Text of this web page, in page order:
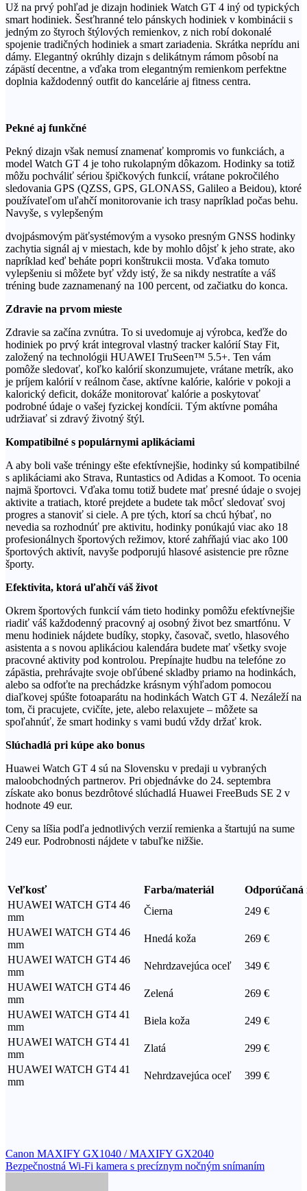
Už na prvý pohľad je dizajn hodiniek Watch GT 4 iný od typických
smart hodiniek. Šesťhranné telo pánskych hodiniek v kombinácii s
jedným zo štyroch štýlových remienkov, z nich robí dokonalé
spojenie tradičných hodiniek a smart zariadenia. Skrátka neprídu ani
dámy. Elegantný okrúhly dizajn s delikátnym rámom pôsobí na
zápästí decentne, a vďaka trom elegantným remienkom perfektne
doplnia každodenný outfit do kancelárie aj fitness centra.
Pekné aj funkčné
Pekný dizajn však nemusí znamenať kompromis vo funkciách, a
model Watch GT 4 je toho rukolapným dôkazom. Hodinky sa totiž
môžu pochváliť sériou špičkových funkcií, vrátane pokročilého
sledovania GPS (QZSS, GPS, GLONASS, Galileo a Beidou), ktoré
používateľom uľahčí monitorovanie ich trasy napríklad počas behu.
Navyše, s vylepšeným
dvojpásmovým päťsystémovým a vysoko presným GNSS hodinky
zachytia signál aj v miestach, kde by mohlo dôjsť k jeho strate, ako
napríklad keď beháte popri konštrukcii mosta. Vďaka tomuto
vylepšeniu si môžete byť vždy istý, že sa nikdy nestratíte a váš
tréning bude zaznamenaný na 100 percent, od začiatku do konca.
Zdravie na prvom mieste
Zdravie sa začína zvnútra. To si uvedomuje aj výrobca, keďže do
hodiniek po prvý krát integroval vlastný tracker kalórií Stay Fit,
založený na technológii HUAWEI TruSeen™ 5.5+. Ten vám
pomôže sledovať, koľko kalórií skonzumujete, vrátane metrík, ako
je príjem kalórií v reálnom čase, aktívne kalórie, kalórie v pokoji a
kalorický deficit, dokáže monitorovať kalórie a poskytovať
podrobné údaje o vašej fyzickej kondícii. Tým aktívne pomáha
udržiavať si zdravý životný štýl.
Kompatibilné s populárnymi aplikáciami
A aby boli vaše tréningy ešte efektívnejšie, hodinky sú kompatibilné
s aplikáciami ako Strava, Runtastics od Adidas a Komoot. To ocenia
najmä športovci. Vďaka tomu totiž budete mať presné údaje o svojej
aktivite a tratiach, ktoré prejdete a budete tak môcť sledovať svoj
progres a stanoviť si ciele. A pre tých, ktorí sa chcú hýbať, no
nevedia sa rozhodnúť pre aktivitu, hodinky ponúkajú viac ako 18
profesionálnych športových režimov, ktoré zahŕňajú viac ako 100
športových aktivít, navyše podporujú hlasové asistencie pre rôzne
športy.
Efektivita, ktorá uľahčí váš život
Okrem športových funkcií vám tieto hodinky pomôžu efektívnejšie
riadiť váš každodenný pracovný aj osobný život bez smartfónu. V
menu hodiniek nájdete budíky, stopky, časovač, svetlo, hlasového
asistenta a s novou aplikáciou kalendára budete mať všetky svoje
pracovné aktivity pod kontrolou. Prepínajte hudbu na telefóne zo
zápästia, prehrávajte svoje obľúbené skladby priamo na hodinkách,
alebo sa odfoťte na prechádzke krásnym výhľadom pomocou
diaľkovej spúšte fotoaparátu na hodinkách Watch GT 4. Nezáleží na
tom, či pracujete, cvičíte, jete, alebo relaxujete – môžete sa
spoľahnúť, že smart hodinky s vami budú vždy držať krok.
Slúchadlá pri kúpe ako bonus
Huawei Watch GT 4 sú na Slovensku v predaji u vybraných
maloobchodných partnerov. Pri objednávke do 24. septembra
získate ako bonus bezdrôtové slúchadlá Huawei FreeBuds SE 2 v
hodnote 49 eur.
Ceny sa líšia podľa jednotlivých verzií remienka a štartujú na sume
249 eur. Podrobnosti nájdete v tabuľke nižšie.
Veľkosť Farba/materiál
Odporúčaná
HUAWEI WATCH GT4 46
mm
Čierna
249 €
HUAWEI WATCH GT4 46
mm
Hnedá koža
269 €
HUAWEI WATCH GT4 46
mm
Nehrdzavejúca oceľ
349 €
HUAWEI WATCH GT4 46
mm
Zelená
269 €
HUAWEI WATCH GT4 41
mm
Biela koža
249 €
HUAWEI WATCH GT4 41
mm
Zlatá
299 €
HUAWEI WATCH GT4 41
mm
Nehrdzavejúca oceľ 399 €
Navigácia
v
Canon MAXIFY GX1040 / MAXIFY GX2040
Bezpečnostná Wi-Fi kamera s precíznym nočným snímaním